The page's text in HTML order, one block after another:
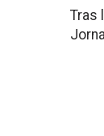
Tras